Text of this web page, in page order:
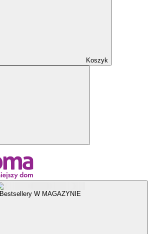
Koszyk
Bestsellery W MAGAZYNIE